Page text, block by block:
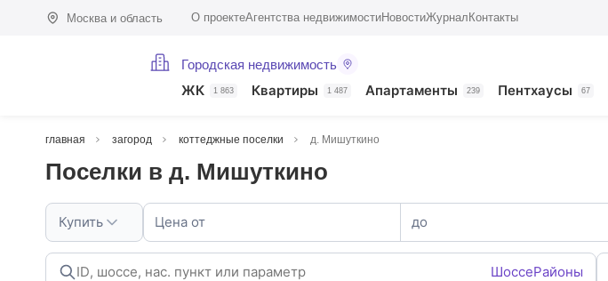
Москва и область О проектеАгентства недвижимостиНовостиЖурнал Контакты
Городская недвижимость
ЖК 1 863 Квартиры 1 487 Апартаменты 239 Пентхаусы 67
главная загород коттеджные поселки д. Мишуткино
Поселки в д. Мишуткино
Купить Цена от до
ШоссеРайоны